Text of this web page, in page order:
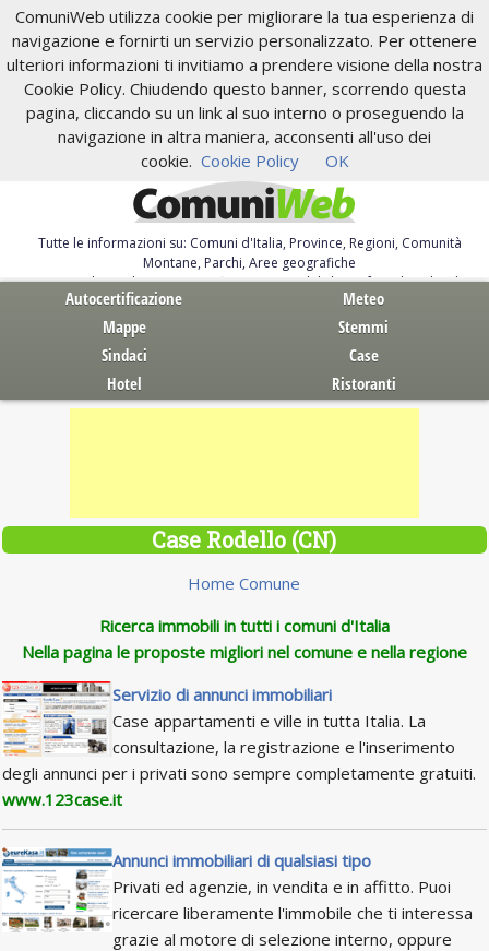
ComuniWeb utilizza cookie per migliorare la tua esperienza di
navigazione e fornirti un servizio personalizzato. Per ottenere
ulteriori informazioni ti invitiamo a prendere visione della nostra
Cookie Policy. Chiudendo questo banner, scorrendo questa
pagina, cliccando su un link al suo interno o proseguendo la
navigazione in altra maniera, acconsenti all'uso dei
cookie. Cookie Policy OK
Tutte le informazioni su: Comuni d'Italia, Province, Regioni, Comunità
Montane, Parchi, Aree geografiche
Servizi al Cittadino. Autocertificazione, moduli, leggi, free download
Autocertificazione
Meteo
Mappe
Stemmi
Sindaci
Case
Hotel
Ristoranti
Case Rodello (CN)
Home Comune
Ricerca immobili in tutti i comuni d'Italia
Nella pagina le proposte migliori nel comune e nella regione
Servizio di annunci immobiliari
Case appartamenti e ville in tutta Italia. La
consultazione, la registrazione e l'inserimento
degli annunci per i privati sono sempre completamente gratuiti.
www.123case.it
Annunci immobiliari di qualsiasi tipo
Privati ed agenzie, in vendita e in affitto. Puoi
ricercare liberamente l'immobile che ti interessa
grazie al motore di selezione interno, oppure